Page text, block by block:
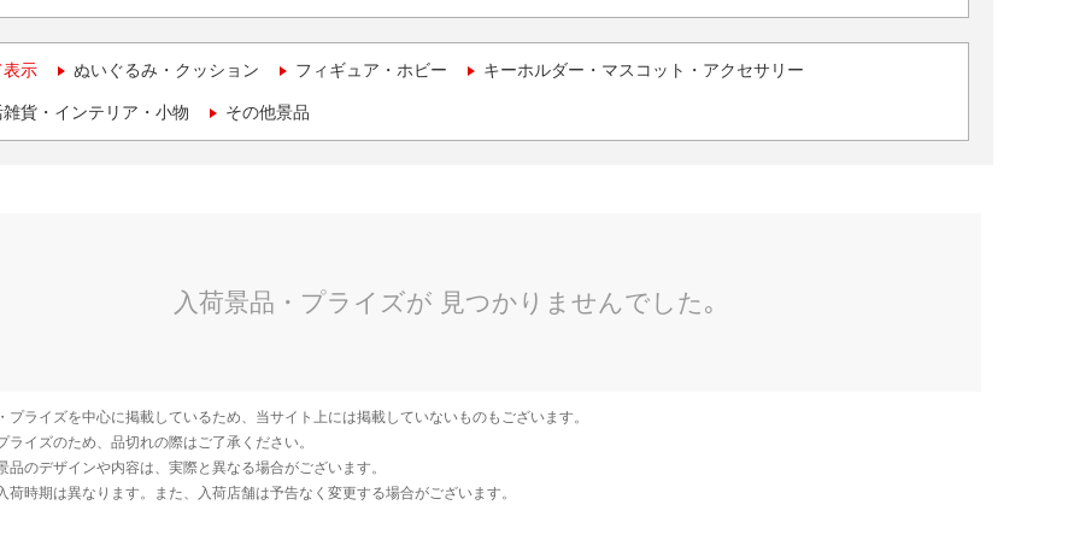
表示 ぬいぐるみ・クッション フィギュア・ホビー キーホルダー・マスコット・アクセサリー
貨・インテリア・小物 その他景品